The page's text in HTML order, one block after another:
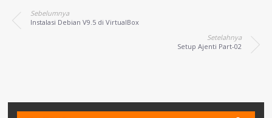
Sebelumnya
Instalasi Debian V9.5 di VirtualBox
Setelahnya
Setup Ajenti Part-02